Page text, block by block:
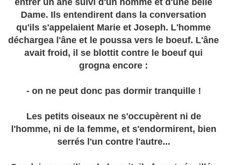
entrer un âne suivi d'un homme et d'une belle
Dame. Ils entendirent dans la conversation
qu'ils s'appelaient Marie et Joseph. L'homme
déchargea l'âne et le poussa vers le boeuf. L'âne
avait froid, il se blottit contre le boeuf qui
grogna encore :
- on ne peut donc pas dormir tranquille !
Les petits oiseaux ne s'occupèrent ni de
l'homme, ni de la femme, et s'endormirent, bien
serrés l'un contre l'autre...